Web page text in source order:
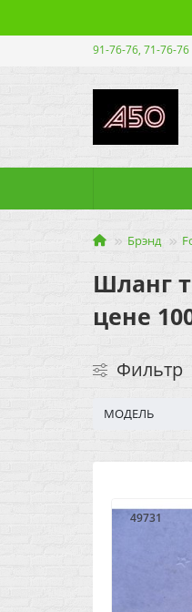
91-76-76, 71-76-76
Брэнд
Шланг
цене
Фильтр
МОДЕЛЬ
49731